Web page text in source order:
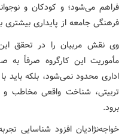
فراهم می‌شود؛ و کودکان و
فرهنگی جامعه از پایداری بیشتری
وی نقش مربیان را در تحقق
مأموریت این کارگروه صرفاً به
اداری محدود نمی‌شود، بلکه باید
تربیتی، شناخت واقعی مخاطب و
برود.
خواجه‌نژادیان افزود شناسایی